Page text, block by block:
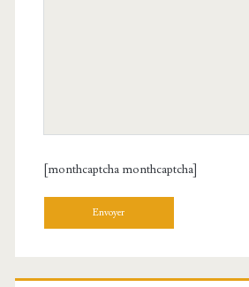
[monthcaptcha monthcaptcha]